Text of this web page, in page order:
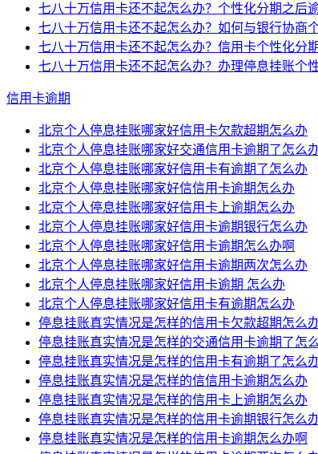
七八十万信用卡还不起怎么办？个性化分期之后
七八十万信用卡还不起怎么办？如何与银行协商
七八十万信用卡还不起怎么办？信用卡个性化分
七八十万信用卡还不起怎么办？办理停息挂账个
信用卡逾期
北京个人停息挂账哪家好信用卡欠款超期怎么办
北京个人停息挂账哪家好交通信用卡逾期了怎么
北京个人停息挂账哪家好信用卡有逾期了怎么办
北京个人停息挂账哪家好信信用卡逾期怎么办
北京个人停息挂账哪家好信用卡上逾期怎么办
北京个人停息挂账哪家好信用卡逾期银行怎么办
北京个人停息挂账哪家好信用卡逾期怎么办啊
北京个人停息挂账哪家好信用卡逾期两次怎么办
北京个人停息挂账哪家好信用卡逾期 怎么办
北京个人停息挂账哪家好信用卡有逾期怎么办
停息挂账真实情况是怎样的信用卡欠款超期怎么
停息挂账真实情况是怎样的交通信用卡逾期了怎
停息挂账真实情况是怎样的信用卡有逾期了怎么
停息挂账真实情况是怎样的信信用卡逾期怎么办
停息挂账真实情况是怎样的信用卡上逾期怎么办
停息挂账真实情况是怎样的信用卡逾期银行怎么
停息挂账真实情况是怎样的信用卡逾期怎么办啊